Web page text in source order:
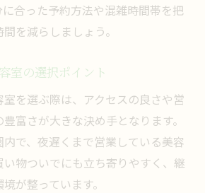
合った予約方法や混雑時間帯を把
を減らしましょう。
室の選択ポイント
を選ぶ際は、アクセスの良さや営
富さが大きな決め手となります。
で、夜遅くまで営業している美容
物ついでにも立ち寄りやすく、継
が整っています。